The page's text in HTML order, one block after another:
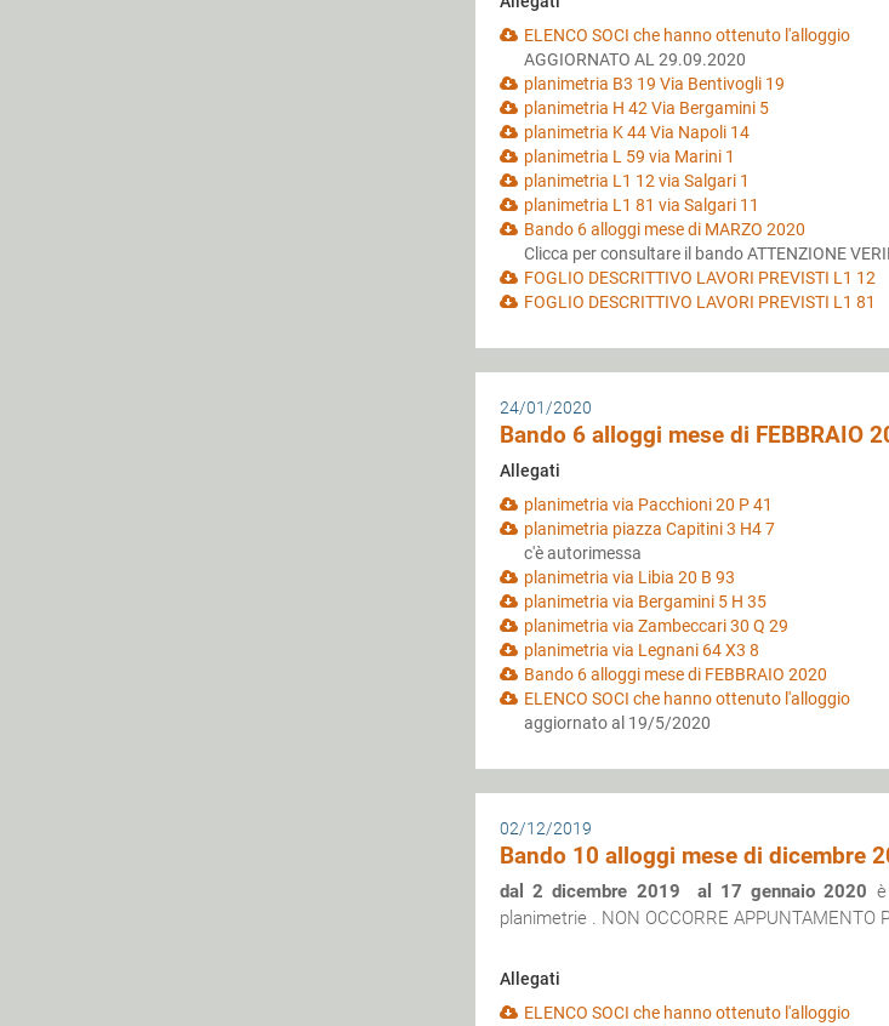
ELENCO SOCI che hanno ottenuto l'alloggio
AGGIORNATO AL 29.09.2020
planimetria B3 19 Via Bentivogli 19
planimetria H 42 Via Bergamini 5
planimetria K 44 Via Napoli 14
planimetria L 59 via Marini 1
planimetria L1 12 via Salgari 1
planimetria L1 81 via Salgari 11
Bando 6 alloggi mese di MARZO 2020
Clicca per consultare il bando ATTENZIONE
FOGLIO DESCRITTIVO LAVORI PREVISTI L1 12
FOGLIO DESCRITTIVO LAVORI PREVISTI L1 81
24/01/2020
Bando 6 alloggi mese di FEBBRAIO
Allegati
planimetria via Pacchioni 20 P 41
planimetria piazza Capitini 3 H4 7
c'è autorimessa
planimetria via Libia 20 B 93
planimetria via Bergamini 5 H 35
planimetria via Zambeccari 30 Q 29
planimetria via Legnani 64 X3 8
Bando 6 alloggi mese di FEBBRAIO 2020
ELENCO SOCI che hanno ottenuto l'alloggio
aggiornato al 19/5/2020
02/12/2019
Bando 10 alloggi mese di dicembre
dal 2 dicembre 2019 al 17 gennaio 2020
planimetrie . NON OCCORRE APPUNTAMENTO
Allegati
ELENCO SOCI che hanno ottenuto l'alloggio